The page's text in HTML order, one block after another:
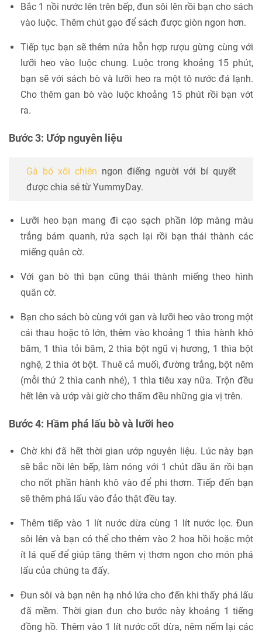
Bắc 1 nồi nước lên trên bếp, đun sôi lên rồi bạn cho sách
vào luộc. Thêm chút gạo để sách được giòn ngon hơn.
Tiếp tục bạn sẽ thêm nửa hỗn hợp rượu gừng cùng với
lưỡi heo vào luộc chung. Luộc trong khoảng 15 phút,
bạn sẽ với sách bò và lưỡi heo ra một tô nước đá lạnh.
Cho thêm gan bò vào luộc khoảng 15 phút rồi bạn vớt
ra.
Bước 3: Ướp nguyên liệu
Gà bó xôi chiên ngon điếng người với bí quyết
được chia sẻ từ YummyDay.
Lưỡi heo bạn mang đi cạo sạch phần lớp màng màu
trắng bám quanh, rửa sạch lại rồi bạn thái thành các
miếng quân cờ.
Với gan bò thì bạn cũng thái thành miếng theo hình
quân cờ.
Bạn cho sách bò cùng với gan và lưỡi heo vào trong một
cái thau hoặc tô lớn, thêm vào khoảng 1 thìa hành khô
băm, 1 thìa tỏi băm, 2 thìa bột ngũ vị hương, 1 thìa bột
nghệ, 2 thìa ớt bột. Thuê cả muối, đường trắng, bột nêm
(mỗi thứ 2 thìa canh nhé), 1 thìa tiêu xay nữa. Trộn đều
hết lên và ướp vài giờ cho thấm đều những gia vị trên.
Bước 4: Hầm phá lấu bò và lưỡi heo
Chờ khi đã hết thời gian ướp nguyên liệu. Lúc này bạn
sẽ bắc nồi lên bếp, làm nóng với 1 chút dầu ăn rồi bạn
cho nốt phần hành khô vào để phi thơm. Tiếp đến bạn
sẽ thêm phá lấu vào đảo thật đều tay.
Thêm tiếp vào 1 lít nước dừa cùng 1 lít nước lọc. Đun
sôi lên và bạn có thể cho thêm vào 2 hoa hồi hoặc một
ít lá quế để giúp tăng thêm vị thơm ngon cho món phá
lấu của chúng ta đấy.
Đun sôi và bạn nên hạ nhỏ lửa cho đến khi thấy phá lấu
đã mềm. Thời gian đun cho bước này khoảng 1 tiếng
đồng hồ. Thêm vào 1 lít nước cốt dừa, nêm nếm lại các